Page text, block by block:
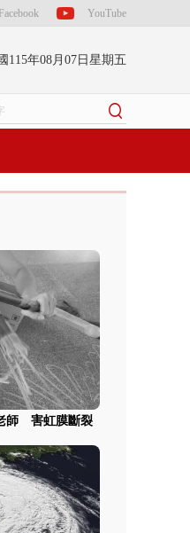
Facebook YouTube
115年08月07日星期五
師 害虹膜斷裂